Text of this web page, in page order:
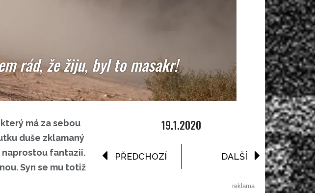
rád, že žiju, byl to masakr!
má za sebou
duše zklamaný
naprostou fantazii.
Syn se mu totiž
19.1.2020
PŘEDCHOZÍ DALŠÍ
reklama